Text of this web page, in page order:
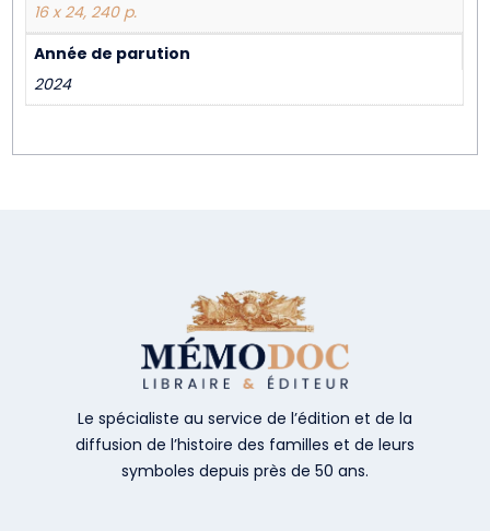
16 x 24, 240 p.
Année de parution
2024
Le spécialiste au service de l’édition et de la
diffusion de l’histoire des familles et de leurs
symboles depuis près de 50 ans.